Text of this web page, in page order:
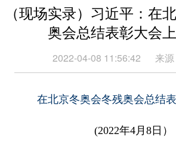
文化 书画 健康
视频 图片
中央文件 金融
旅游 能源
（现场实录）习近平：在
奥会总结表彰大会
2022-04-08 11:56:42 来源
在北京冬奥会冬残奥会总结
(2022年4月8日）